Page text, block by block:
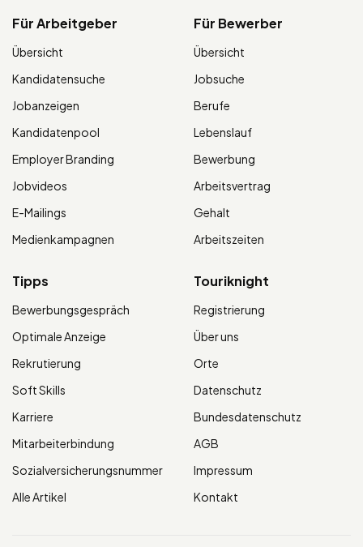
Für Arbeitgeber
Übersicht
Kandidatensuche
Jobanzeigen
Kandidatenpool
Employer Branding
Jobvideos
E-Mailings
Medienkampagnen
Für Bewerber
Übersicht
Jobsuche
Berufe
Lebenslauf
Bewerbung
Arbeitsvertrag
Gehalt
Arbeitszeiten
Tipps
Bewerbungsgespräch
Optimale Anzeige
Rekrutierung
Soft Skills
Karriere
Mitarbeiterbindung
Sozialversicherungsnummer
Alle Artikel
Touriknight
Registrierung
Über uns
Orte
Datenschutz
Bundesdatenschutz
AGB
Impressum
Kontakt